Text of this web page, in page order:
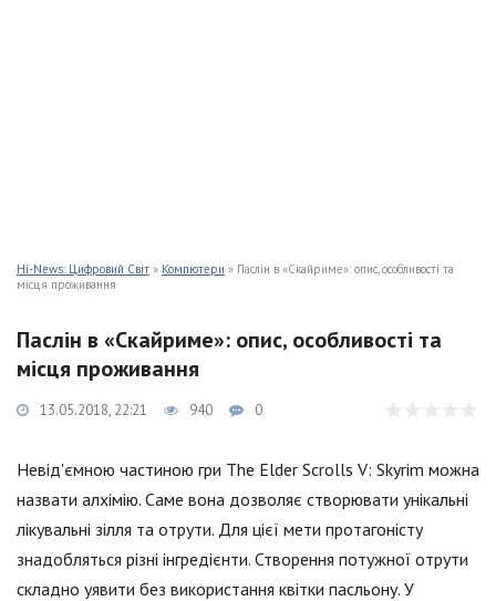
Hi-News: Цифровий Світ » Компютери » Паслін в «Скайриме»: опис, особливості та
місця проживання
Паслін в «Скайриме»: опис, особливості та
місця проживання
13.05.2018, 22:21 940 0
Невід'ємною частиною гри The Elder Scrolls V: Skyrim можна
назвати алхімію. Саме вона дозволяє створювати унікальні
лікувальні зілля та отрути. Для цієї мети протагоністу
знадобляться різні інгредієнти. Створення потужної отрути
складно уявити без використання квітки пасльону. У